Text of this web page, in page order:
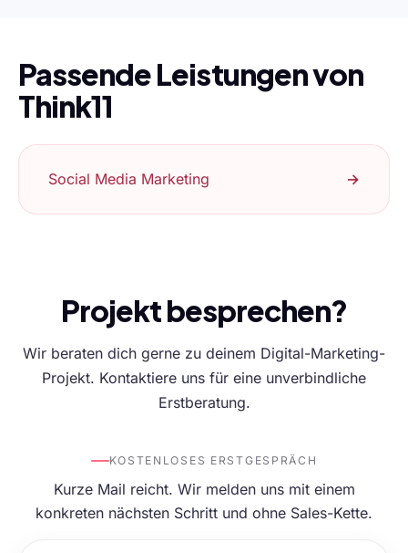
Passende Leistungen von
Think11
Social Media Marketing →
Projekt besprechen?
Wir beraten dich gerne zu deinem Digital-Marketing-
Projekt. Kontaktiere uns für eine unverbindliche
Erstberatung.
KOSTENLOSES ERSTGESPRÄCH
Kurze Mail reicht. Wir melden uns mit einem
konkreten nächsten Schritt und ohne Sales-Kette.